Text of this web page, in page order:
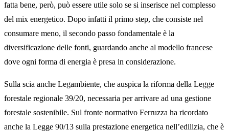
fatta bene, però, può essere utile solo se si inserisce nel complesso
del mix energetico. Dopo infatti il primo step, che consiste nel
consumare meno, il secondo passo fondamentale è la
diversificazione delle fonti, guardando anche al modello francese
dove ogni forma di energia è presa in considerazione.
Sulla scia anche Legambiente, che auspica la riforma della Legge
forestale regionale 39/20, necessaria per arrivare ad una gestione
forestale sostenibile. Sul fronte normativo Ferruzza ha ricordato
anche la Legge 90/13 sulla prestazione energetica nell’edilizia, che è